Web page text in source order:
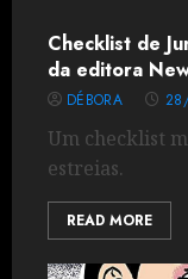
Checklist de
da editora
DÉBORA
Um checklist
estreias.
READ MORE